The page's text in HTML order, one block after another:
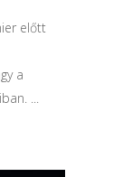
előtt
a
...